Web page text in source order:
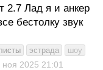
2.7 Лад я и анкер
бестолку звук
эстрада шоу
ноя 2025 21:01